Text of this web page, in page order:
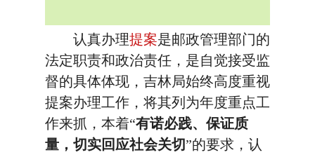
认真办理提案是邮政管理部门的
法定职责和政治责任，是自觉接受监
督的具体体现，吉林局始终高度重视
提案办理工作，将其列为年度重点工
作来抓，本着“有诺必践、保证质
量，切实回应社会关切”的要求，认